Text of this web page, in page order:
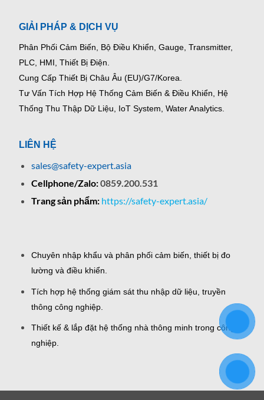
GIẢI PHÁP & DỊCH VỤ
Phân Phối Cảm Biến, Bộ Điều Khiển, Gauge, Transmitter,
PLC, HMI, Thiết Bị Điện.
Cung Cấp Thiết Bị Châu Âu (EU)/G7/Korea.
Tư Vấn Tích Hợp Hệ Thống Cảm Biến & Điều Khiển, Hệ
Thống Thu Thập Dữ Liệu, IoT System, Water Analytics.
LIÊN HỆ
sales@safety-expert.asia
Cellphone/Zalo:0859.200.531
Trang sản phẩm: https://safety-expert.asia/
Chuyên nhập khẩu và phân phối cảm biến, thiết bị đo
lường và điều khiển.
Tích hợp hệ thống giám sát thu nhập dữ liệu, truyền
thông công nghiệp.
Thiết kế & lắp đặt hệ thống nhà thông minh trong công
nghiệp.